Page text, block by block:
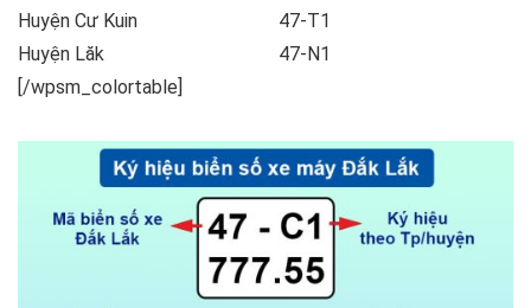
Huyện Cư Kuin
47-T1
Huyện Lăk
47-N1
[/wpsm_colortable]